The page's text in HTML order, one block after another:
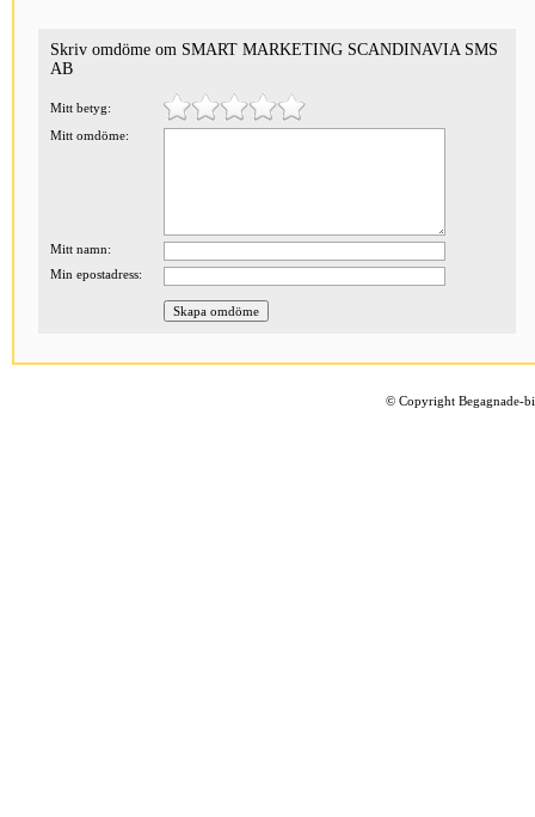
Skriv omdöme om SMART MARKETING SCANDINAVIA SMS
AB
Mitt betyg:
Mitt omdöme:
Mitt namn:
Min epostadress:
©Copyright Begagnade-